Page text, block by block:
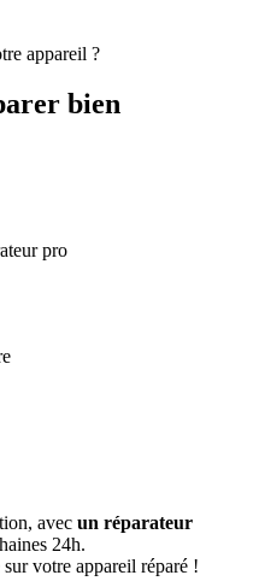
appareil ?
bien
pro
avec un réparateur
24h.
sur votre appareil réparé !